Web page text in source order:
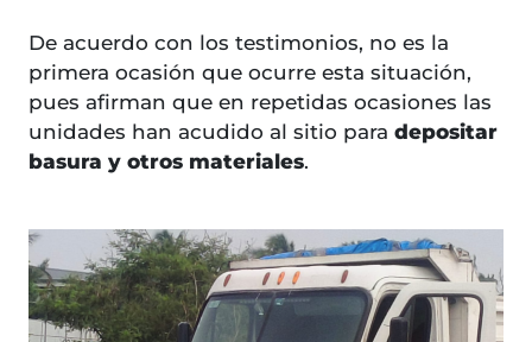
De acuerdo con los testimonios, no es la
primera ocasión que ocurre esta situación,
pues afirman que en repetidas ocasiones las
unidades han acudido al sitio para depositar
basura y otros materiales.